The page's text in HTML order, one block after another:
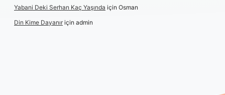
Yabani Deki Serhan Kaç Yaşında için Osman
Din Kime Dayanıriçin admin